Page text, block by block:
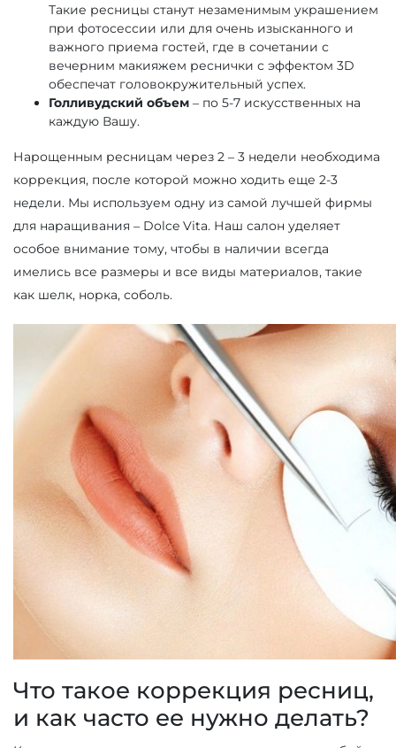
Такие ресницы станут незаменимым украшением
при фотосессии или для очень изысканного и
важного приема гостей, где в сочетании с
вечерним макияжем реснички с эффектом 3D
обеспечат головокружительный успех.
Голливудский объем – по 5-7 искусственных на
каждую Вашу.
Нарощенным ресницам через 2 – 3 недели необходима
коррекция, после которой можно ходить еще 2-3
недели. Мы используем одну из самой лучшей фирмы
для наращивания – Dolce Vita. Наш салон уделяет
особое внимание тому, чтобы в наличии всегда
имелись все размеры и все виды материалов, такие
как шелк, норка, соболь.
Что такое коррекция ресниц,
и как часто ее нужно делать?